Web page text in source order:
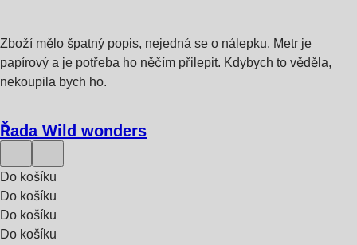
Zboží mělo špatný popis, nejedná se o nálepku. Metr je
papírový a je potřeba ho něčím přilepit. Kdybych to věděla,
nekoupila bych ho.
Řada Wild wonders
Do košíku
Do košíku
Do košíku
Do košíku